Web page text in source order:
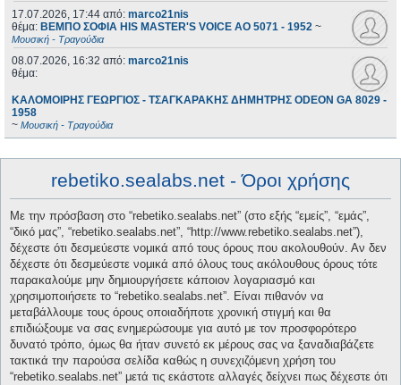
17.07.2026, 17:44 από: marco21nis
θέμα: ΒΕΜΠΟ ΣΟΦΙΑ HIS MASTER'S VOICE AO 5071 - 1952 ~
Μουσική - Τραγούδια
08.07.2026, 16:32 από: marco21nis
θέμα:
ΚΑΛΟΜΟΙΡΗΣ ΓΕΩΡΓΙΟΣ - ΤΣΑΓΚΑΡΑΚΗΣ ΔΗΜΗΤΡΗΣ ODEON GA 8029 -
1958
~ Μουσική - Τραγούδια
rebetiko.sealabs.net - Όροι χρήσης
Με την πρόσβαση στο “rebetiko.sealabs.net” (στο εξής “εμείς”, “εμάς”,
“δικό μας”, “rebetiko.sealabs.net”, “http://www.rebetiko.sealabs.net”),
δέχεστε ότι δεσμεύεστε νομικά από τους όρους που ακολουθούν. Αν δεν
δέχεστε ότι δεσμεύεστε νομικά από όλους τους ακόλουθους όρους τότε
παρακαλούμε μην δημιουργήσετε κάποιον λογαριασμό και
χρησιμοποιήσετε το “rebetiko.sealabs.net”. Είναι πιθανόν να
μεταβάλλουμε τους όρους οποιαδήποτε χρονική στιγμή και θα
επιδιώξουμε να σας ενημερώσουμε για αυτό με τον προσφορότερο
δυνατό τρόπο, όμως θα ήταν συνετό εκ μέρους σας να ξαναδιαβάζετε
τακτικά την παρούσα σελίδα καθώς η συνεχιζόμενη χρήση του
“rebetiko.sealabs.net” μετά τις εκάστοτε αλλαγές δείχνει πως δέχεστε ότι